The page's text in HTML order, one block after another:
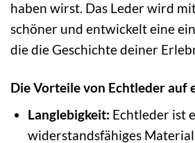
haben wirst. Das Leder wird
schöner und entwickelt eine
die die Geschichte deiner
Die Vorteile von Echtleder auf
Langlebigkeit: Echtleder ist
widerstandsfähiges